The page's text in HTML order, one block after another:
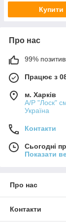
Купити
Про нас
99%
Працює з
м. Харків
А/Р "Лоск"
Україна
Контакти
Сьогодні
Показати
Про нас
Контакти